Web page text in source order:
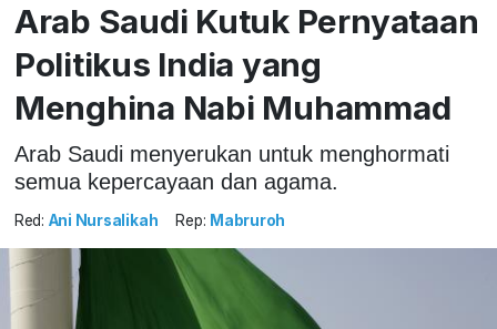
Arab Saudi Kutuk Pernyataan
Politikus India yang
Menghina Nabi Muhammad
Arab Saudi menyerukan untuk menghormati
semua kepercayaan dan agama.
Red: Ani Nursalikah Rep: Mabruroh